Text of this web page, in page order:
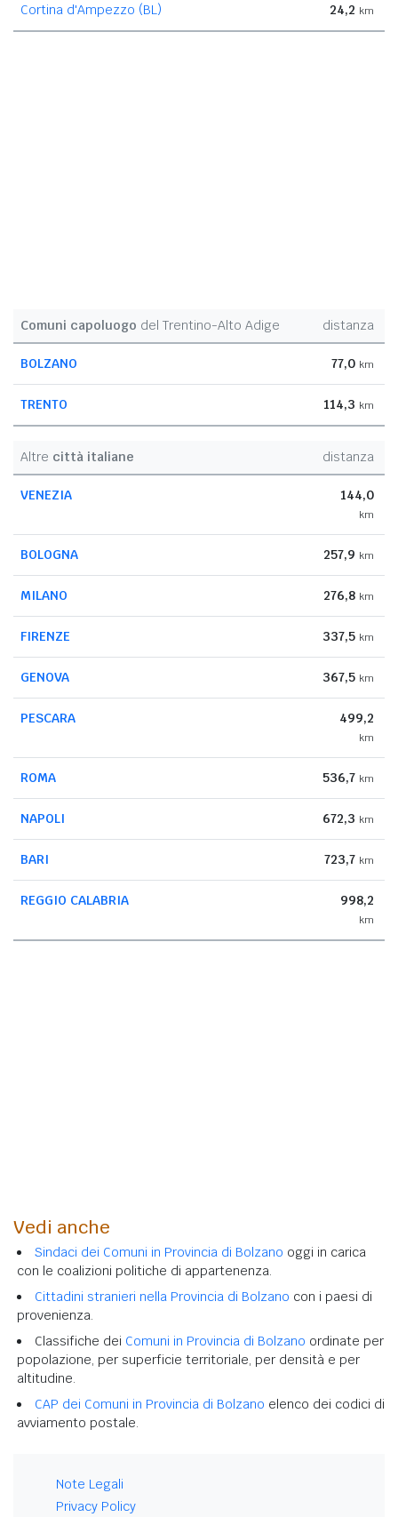
Cortina d'Ampezzo (BL) 24,2 km
Comuni capoluogo del Trentino-Alto Adige distanza
BOLZANO 77,0 km
TRENTO 114,3 km
Altre città italiane distanza
VENEZIA 144,0
km
BOLOGNA 257,9 km
MILANO 276,8 km
FIRENZE 337,5 km
GENOVA 367,5 km
PESCARA 499,2
km
ROMA 536,7 km
NAPOLI 672,3 km
BARI 723,7 km
REGGIO CALABRIA 998,2
km
Vedi anche
Sindaci dei Comuni in Provincia di Bolzano oggi in carica
con le coalizioni politiche di appartenenza.
Cittadini stranieri nella Provincia di Bolzano con i paesi di
provenienza.
Classifiche dei Comuni in Provincia di Bolzano ordinate per
popolazione, per superficie territoriale, per densità e per
altitudine.
CAP dei Comuni in Provincia di Bolzano elenco dei codici di
avviamento postale.
Note Legali
Privacy Policy